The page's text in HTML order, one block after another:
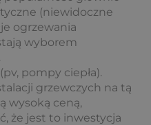
(niewidoczne
ogrzewania
wyborem
pompy ciepła).
grzewczych na tą
wysoką ceną,
że jest to inwestycja